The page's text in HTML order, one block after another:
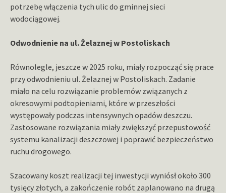
potrzebę włączenia tych ulic do gminnej sieci
wodociągowej.
Odwodnienie na ul. Żelaznej w Postoliskach
Równolegle, jeszcze w 2025 roku, miały rozpocząć się prace
przy odwodnieniu ul. Żelaznej w Postoliskach. Zadanie
miało na celu rozwiązanie problemów związanych z
okresowymi podtopieniami, które w przeszłości
występowały podczas intensywnych opadów deszczu.
Zastosowane rozwiązania miały zwiększyć przepustowość
systemu kanalizacji deszczowej i poprawić bezpieczeństwo
ruchu drogowego.
Szacowany koszt realizacji tej inwestycji wyniósł około 300
tysięcy złotych, a zakończenie robót zaplanowano na drugą